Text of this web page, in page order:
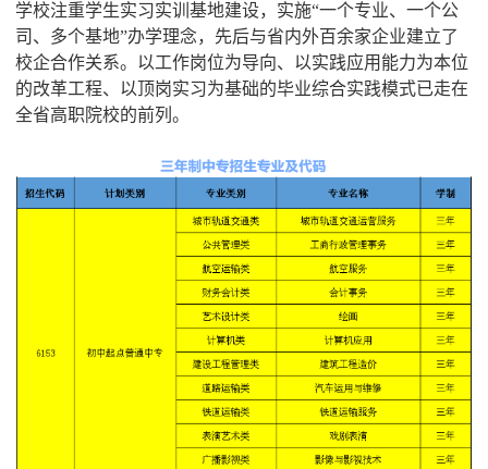
学校注重学生实习实训基地建设，实施“一个专业、一个公
司、多个基地”办学理念，先后与省内外百余家企业建立了
校企合作关系。以工作岗位为导向、以实践应用能力为本位
的改革工程、以顶岗实习为基础的毕业综合实践模式已走在
全省高职院校的前列。